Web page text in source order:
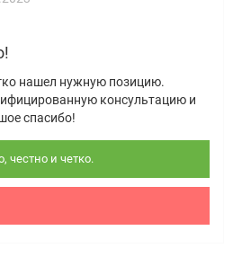
нашел нужную позицию.
консультацию и
спасибо!
честно и четко.